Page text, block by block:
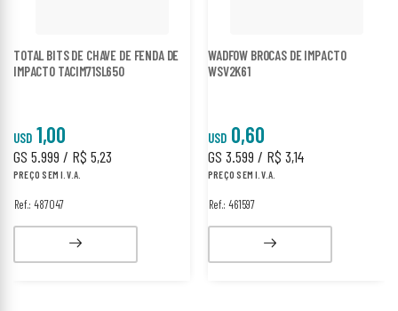
TOTAL BITS DE CHAVE DE FENDA DE
IMPACTO TACIM71SL650
USD 1,00
GS 5.999 / R$ 5,23
PREÇO SEM I.V.A.
Ref.: 487047
WADFOW BROCAS DE IMPACTO
WSV2K61
USD 0,60
GS 3.599 / R$ 3,14
PREÇO SEM I.V.A.
Ref.: 461597